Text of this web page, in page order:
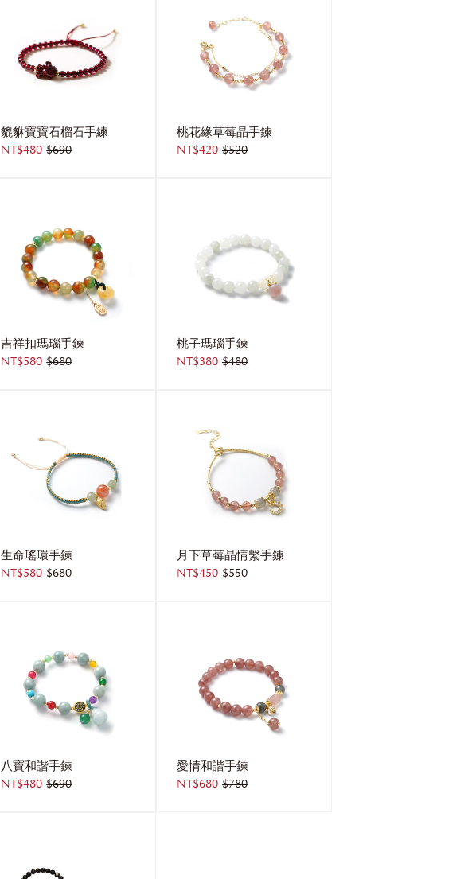
貔貅寶寶石榴石手練
NT$480 $690
桃花緣草莓晶手鍊
NT$420 $520
吉祥扣瑪瑙手鍊
NT$580 $680
桃子瑪瑙手鍊
NT$380 $480
生命瑤環手鍊
NT$580 $680
月下草莓晶情繫手鍊
NT$450 $550
八寶和諧手鍊
NT$480 $690
愛情和諧手鍊
NT$680 $780